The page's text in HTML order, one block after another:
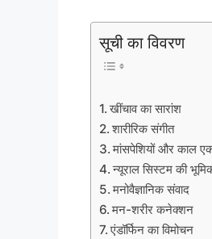
सूची का विवरण
खींचाव का सारांश
शारीरिक संगीत
मांसपेशियों और काल
न्यूराल सिस्टम की
मनोवैज्ञानिक संवाद
मन-शरीर कनेक्शन
एंडॉर्फिन का विमोचन